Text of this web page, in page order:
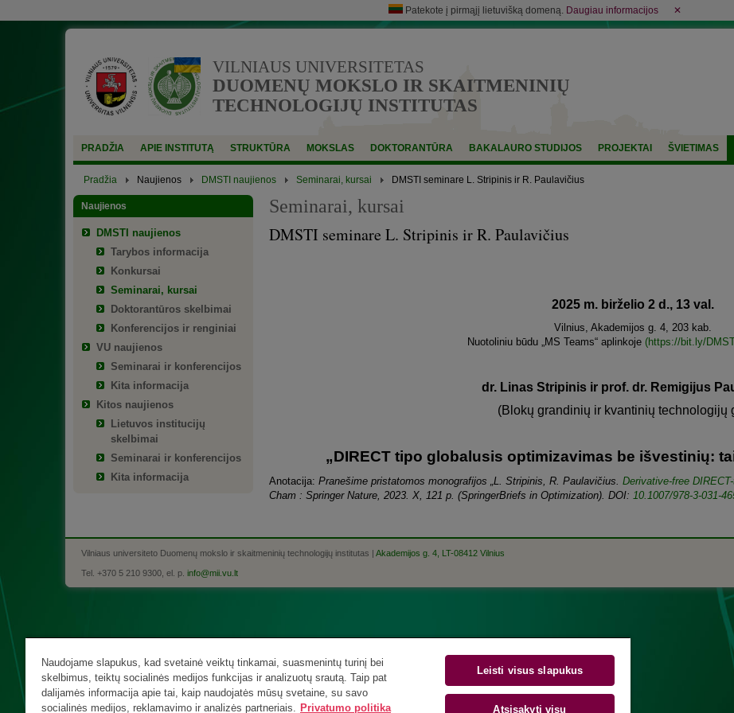
Patekote į pirmąjį lietuvišką domeną. Daugiau informacijos ✕
VILNIAUS UNIVERSITETAS
DUOMENŲ MOKSLO IR SKAITMENINIŲ
TECHNOLOGIJŲ INSTITUTAS
PRADŽIA APIE INSTITUTĄ STRUKTŪRA MOKSLAS DOKTORANTŪRA BAKALAURO STUDIJOS PROJEKTAI ŠVIETIMAS
Pradžia Naujienos DMSTI naujienos Seminarai, kursai DMSTI seminare L. Stripinis ir R. Paulavičius
Naujienos
DMSTI naujienos
Tarybos informacija
Konkursai
Seminarai, kursai
Doktorantūros skelbimai
Konferencijos ir renginiai
VU naujienos
Seminarai ir konferencijos
Kita informacija
Kitos naujienos
Lietuvos institucijų
skelbimai
Seminarai ir konferencijos
Kita informacija
Seminarai, kursai
DMSTI seminare L. Stripinis ir R. Paulavičius
2025 m. birželio 2 d., 13 val.
Vilnius, Akademijos g. 4, 203 kab.
Nuotoliniu būdu „MS Teams“ aplinkoje (https://bit.ly/
dr. Linas Stripinis ir prof. dr. Remigijus
(Blokų grandinių ir kvantinių technologijų
„DIRECT tipo globalusis optimizavimas be išvestinių:
Anotacija: Pranešime pristatomos monografijos „L. Stripinis, R. Paulavičius. Derivative-free
Cham : Springer Nature, 2023. X, 121 p. (SpringerBriefs in Optimization). DOI: 10.1007/978-3-031-
Vilniaus universiteto Duomenų mokslo ir skaitmeninių technologijų institutas | Akademijos g. 4, LT-08412 Vilnius
Tel. +370 5 210 9300, el. p. info@mii.vu.lt
Naudojame slapukus, kad svetainė veiktų tinkamai, suasmenintų turinį bei
skelbimus, teiktų socialinės medijos funkcijas ir analizuotų srautą. Taip pat
dalijamės informacija apie tai, kaip naudojatės mūsų svetaine, su savo
socialinės medijos, reklamavimo ir analizės partneriais. Privatumo politika
Leisti visus slapukus
Atsisakyti visų